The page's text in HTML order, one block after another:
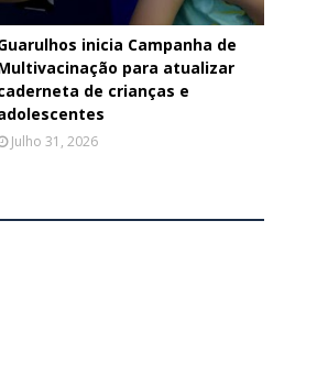
inicia Campanha de
para atualizar
de crianças e
Julho 31, 2026